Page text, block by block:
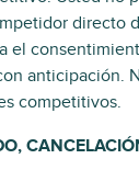
directo
el
anticipación.
competitivos.